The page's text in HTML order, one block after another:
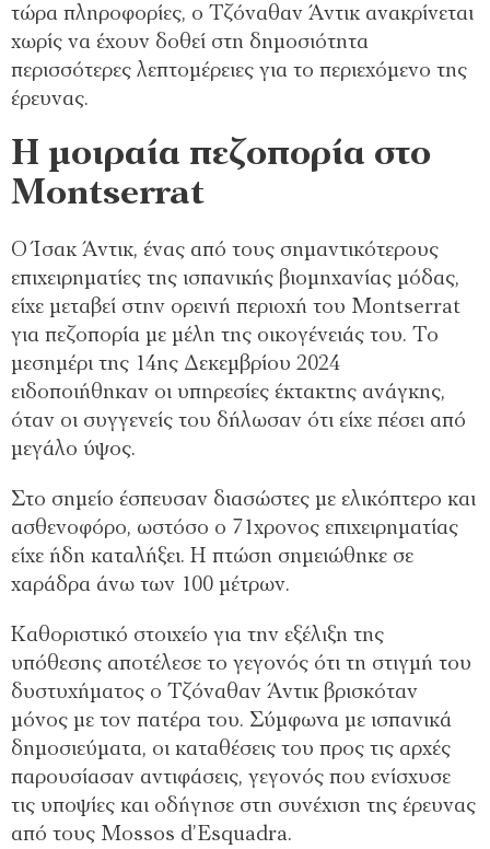
τώρα πληροφορίες, ο Τζόναθαν Άντικ ανακρίνεται
χωρίς να έχουν δοθεί στη δημοσιότητα
περισσότερες λεπτομέρειες για το περιεχόμενο της
έρευνας.
Η μοιραία πεζοπορία στο
Montserrat
Ο Ίσακ Άντικ, ένας από τους σημαντικότερους
επιχειρηματίες της ισπανικής βιομηχανίας μόδας,
είχε μεταβεί στην ορεινή περιοχή του Montserrat
για πεζοπορία με μέλη της οικογένειάς του. Το
μεσημέρι της 14ης Δεκεμβρίου 2024
ειδοποιήθηκαν οι υπηρεσίες έκτακτης ανάγκης,
όταν οι συγγενείς του δήλωσαν ότι είχε πέσει από
μεγάλο ύψος.
Στο σημείο έσπευσαν διασώστες με ελικόπτερο και
ασθενοφόρο, ωστόσο ο 71χρονος επιχειρηματίας
είχε ήδη καταλήξει. Η πτώση σημειώθηκε σε
χαράδρα άνω των 100 μέτρων.
Καθοριστικό στοιχείο για την εξέλιξη της
υπόθεσης αποτέλεσε το γεγονός ότι τη στιγμή του
δυστυχήματος ο Τζόναθαν Άντικ βρισκόταν
μόνος με τον πατέρα του. Σύμφωνα με ισπανικά
δημοσιεύματα, οι καταθέσεις του προς τις αρχές
παρουσίασαν αντιφάσεις, γεγονός που ενίσχυσε
τις υποψίες και οδήγησε στη συνέχιση της έρευνας
από τους Mossos d’Esquadra.